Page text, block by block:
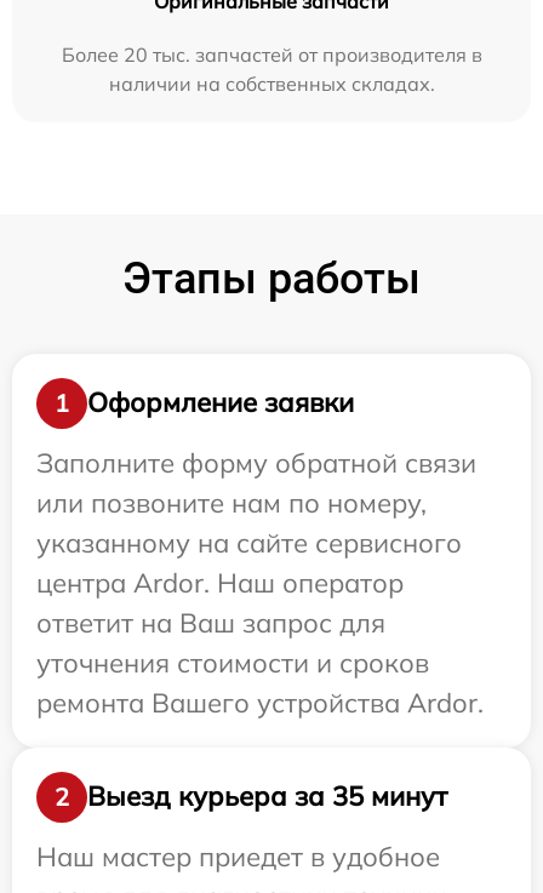
Более 20 тыс. запчастей от производителя в
наличии на собственных складах.
Этапы работы
1
Оформление заявки
Заполните форму обратной связи
или позвоните нам по номеру,
указанному на сайте сервисного
центра Ardor. Наш оператор
ответит на Ваш запрос для
уточнения стоимости и сроков
ремонта Вашего устройства Ardor.
2
Выезд курьера за 35 минут
Наш мастер приедет в удобное